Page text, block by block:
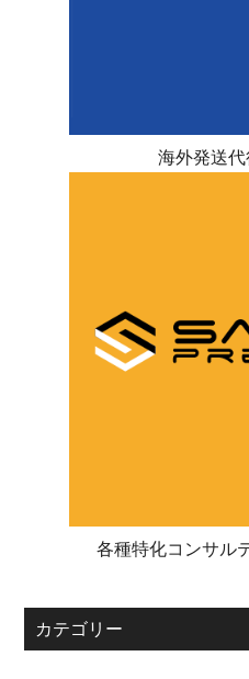
海外発送
各種特化コンサル
カテゴリー